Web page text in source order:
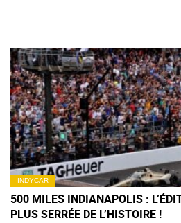
INDYCAR
500 MILES INDIANAPOLIS :
PLUS SERRÉE DE L’HISTOIRE !